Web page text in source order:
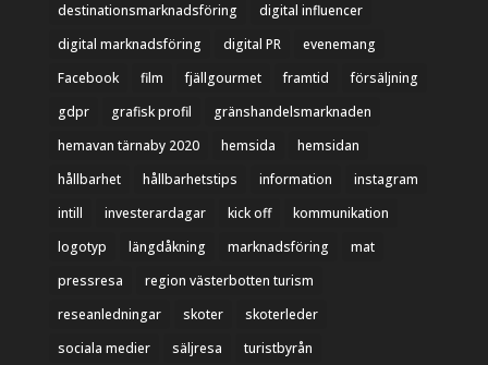
destinationsmarknadsföring
digital influencer
digital marknadsföring
digital PR
evenemang
Facebook
film fjällgourmet framtid
försäljning
gdpr
grafisk profil
gränshandelsmarknaden
hemavan tärnaby 2020
hemsida
hemsidan
hållbarhet
hållbarhetstips information
instagram
intill
investerardagar kick off
kommunikation
logotyp
längdåkning marknadsföring
mat
pressresa
region västerbotten turism
reseanledningar
skoter
skoterleder
sociala medier
säljresa turistbyrån